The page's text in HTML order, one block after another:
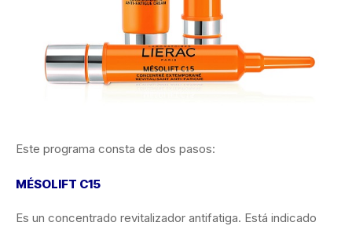
Este programa consta de dos pasos:
MÉSOLIFT C15
Es un concentrado revitalizador antifatiga. Está indicado